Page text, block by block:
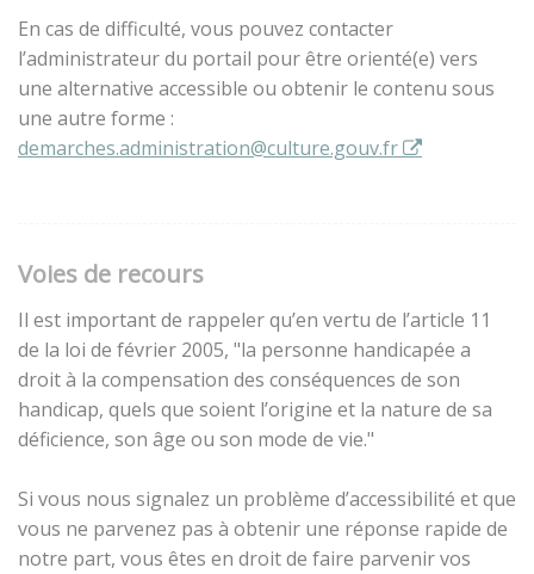
En cas de difficulté, vous pouvez contacter
l’administrateur du portail pour être orienté(e) vers
une alternative accessible ou obtenir le contenu sous
une autre forme :
demarches.administration@culture.gouv.fr
Voies de recours
Il est important de rappeler qu’en vertu de l’article 11
de la loi de février 2005, "la personne handicapée a
droit à la compensation des conséquences de son
handicap, quels que soient l’origine et la nature de sa
déficience, son âge ou son mode de vie."
Si vous nous signalez un problème d’accessibilité et que
vous ne parvenez pas à obtenir une réponse rapide de
notre part, vous êtes en droit de faire parvenir vos